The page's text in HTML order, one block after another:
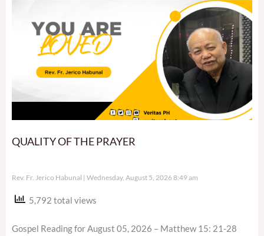
QUALITY OF THE PRAYER
Rev. Fr. Jerico Habunal Wednesday, August 5, 2026 8:49 am
5,792 total views
Gospel Reading for August 05, 2026 – Matthew 15: 21-28